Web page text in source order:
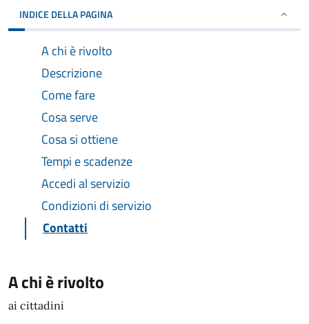
INDICE DELLA PAGINA
A chi è rivolto
Descrizione
Come fare
Cosa serve
Cosa si ottiene
Tempi e scadenze
Accedi al servizio
Condizioni di servizio
Contatti
A chi è rivolto
ai cittadini